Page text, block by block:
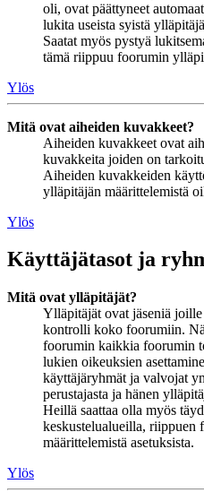
oli, ovat päättyneet
lukita useista syistä
Saatat myös pystyä
tämä riippuu foorumin
Ylös
Mitä ovat aiheiden kuvakkeet?
Aiheiden kuvakkeet ovat
kuvakkeita joiden on
Aiheiden kuvakkeiden
ylläpitäjän määrittelemistä
Ylös
Käyttäjätasot ja
Mitä ovat ylläpitäjät?
Ylläpitäjät ovat jäseniä
kontrolli koko foorumiin.
foorumin kaikkia foorumin
lukien oikeuksien
käyttäjäryhmät ja valvojat
perustajasta ja hänen
Heillä saattaa olla myös
keskustelualueilla, riippuen
määrittelemistä asetuksista.
Ylös